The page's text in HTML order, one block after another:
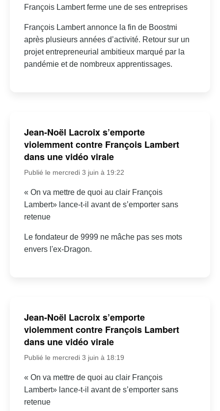
François Lambert ferme une de ses entreprises
François Lambert annonce la fin de Boostmi
après plusieurs années d’activité. Retour sur un
projet entrepreneurial ambitieux marqué par la
pandémie et de nombreux apprentissages.
Jean-Noël Lacroix s’emporte
violemment contre François Lambert
dans une vidéo virale
Publié le mercredi 3 juin à 19:22
« On va mettre de quoi au clair François
Lambert» lance-t-il avant de s’emporter sans
retenue
Le fondateur de 9999 ne mâche pas ses mots
envers l'ex-Dragon.
Jean-Noël Lacroix s’emporte
violemment contre François Lambert
dans une vidéo virale
Publié le mercredi 3 juin à 18:19
« On va mettre de quoi au clair François
Lambert» lance-t-il avant de s’emporter sans
retenue